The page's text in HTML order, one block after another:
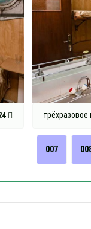
трёхразовое
007